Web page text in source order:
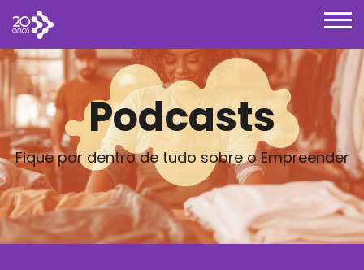
Podcasts
Fique por dentro de tudo sobre o Empreender